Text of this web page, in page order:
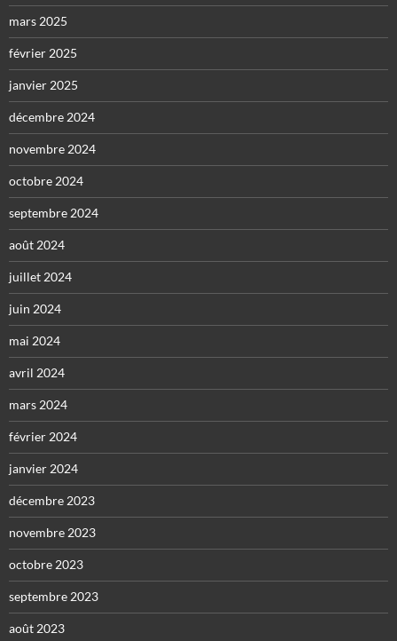
mars 2025
février 2025
janvier 2025
décembre 2024
novembre 2024
octobre 2024
septembre 2024
août 2024
juillet 2024
juin 2024
mai 2024
avril 2024
mars 2024
février 2024
janvier 2024
décembre 2023
novembre 2023
octobre 2023
septembre 2023
août 2023